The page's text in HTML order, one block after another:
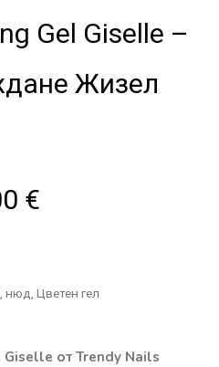
Gel Giselle –
Жизел
€
, нюд, Цветен гел
от Trendy Nails